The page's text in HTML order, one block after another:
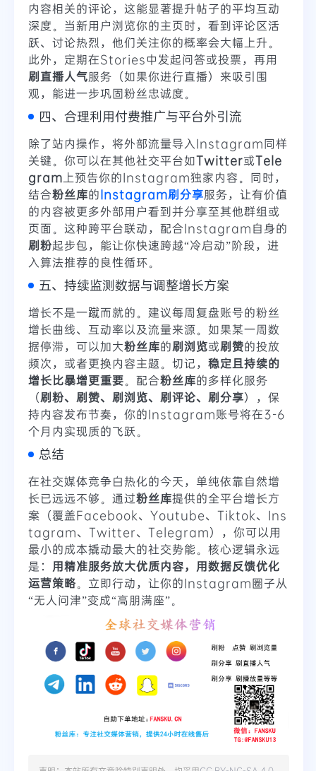
内容相关的评论，这能显著提升帖子的平均互动
深度。当新用户浏览你的主页时，看到评论区活
跃、讨论热烈，他们关注你的概率会大幅上升。
此外，定期在Stories中发起问答或投票，再用
刷直播人气服务（如果你进行直播）来吸引围
观，能进一步巩固粉丝忠诚度。
四、合理利用付费推广与平台外引流
除了站内操作，将外部流量导入Instagram同样
关键。你可以在其他社交平台如Twitter或Tele
gram 上预告你的Instagram独家内容。同时，
结合粉丝库的Instagram刷分享服务，让有价值
的内容被更多外部用户看到并分享至其他群组或
页面。这种跨平台联动，配合Instagram自身的
刷粉起步包，能让你快速跨越“冷启动”阶段，进
入算法推荐的良性循环。
五、持续监测数据与调整增长方案
增长不是一蹴而就的。建议每周复盘账号的粉丝
增长曲线、互动率以及流量来源。如果某一周数
据停滞，可以加大粉丝库的刷浏览或刷赞的投放
频次，或者更换内容主题。切记， 稳定且持续的
增长比暴增更重要。配合粉丝库的多样化服务
（刷粉、刷赞、刷浏览、刷评论、刷分享），保
持内容发布节奏，你的Instagram账号将在3-6
个月内实现质的飞跃。
总结
在社交媒体竞争白热化的今天，单纯依靠自然增
长已远远不够。通过粉丝库提供的全平台增长方
案（覆盖Facebook、Youtube、Tiktok、Ins
tagram、Twitter、Telegram），你可以用
最小的成本撬动最大的社交势能。核心逻辑永远
是： 用精准服务放大优质内容，用数据反馈优化
运营策略。立即行动，让你的Instagram圈子从
“无人问津”变成“高朋满座”。